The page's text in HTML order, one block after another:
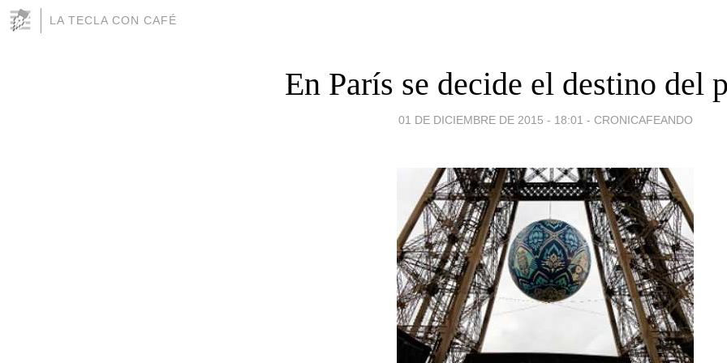
LA TECLA CON CAFÉ
En París se decide el destino del
01 DE DICIEMBRE DE 2015 - 18:01 - CRONICAFEANDO